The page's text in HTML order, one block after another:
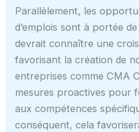
Parallèlement, les
d’emplois sont à portée
devrait connaître une
favorisant la création de
entreprises comme CMA
mesures proactives pour
aux compétences
conséquent, cela